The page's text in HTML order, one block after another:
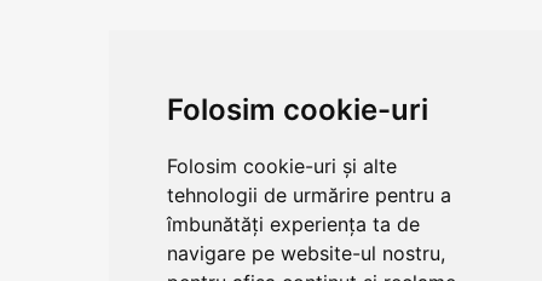
Folosim cookie-uri
Folosim cookie-uri și alte
tehnologii de urmărire pentru a
îmbunătăți experiența ta de
navigare pe website-ul nostru,
CONTUL MEU
Traian, nr. 86-88
Vezi mai multe date de contact